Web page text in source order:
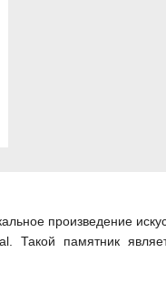
произведение
Такой памятник